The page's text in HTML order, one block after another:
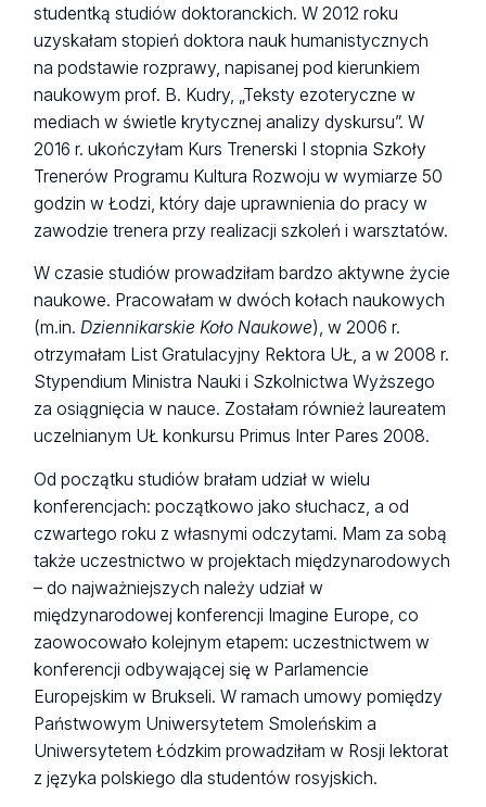
studentką studiów doktoranckich. W 2012 roku
uzyskałam stopień doktora nauk humanistycznych
na podstawie rozprawy, napisanej pod kierunkiem
naukowym prof. B. Kudry, „Teksty ezoteryczne w
mediach w świetle krytycznej analizy dyskursu”. W
2016 r. ukończyłam Kurs Trenerski I stopnia Szkoły
Trenerów Programu Kultura Rozwoju w wymiarze 50
godzin w Łodzi, który daje uprawnienia do pracy w
zawodzie trenera przy realizacji szkoleń i warsztatów.
W czasie studiów prowadziłam bardzo aktywne życie
naukowe. Pracowałam w dwóch kołach naukowych
(m.in.Dziennikarskie Koło Naukowe), w 2006 r.
otrzymałam List Gratulacyjny Rektora UŁ, a w 2008 r.
Stypendium Ministra Nauki i Szkolnictwa Wyższego
za osiągnięcia w nauce. Zostałam również laureatem
uczelnianym UŁ konkursu Primus Inter Pares 2008.
Od początku studiów brałam udział w wielu
konferencjach: początkowo jako słuchacz, a od
czwartego roku z własnymi odczytami. Mam za sobą
także uczestnictwo w projektach międzynarodowych
– do najważniejszych należy udział w
międzynarodowej konferencji Imagine Europe, co
zaowocowało kolejnym etapem: uczestnictwem w
konferencji odbywającej się w Parlamencie
Europejskim w Brukseli. W ramach umowy pomiędzy
Państwowym Uniwersytetem Smoleńskim a
Uniwersytetem Łódzkim prowadziłam w Rosji lektorat
z języka polskiego dla studentów rosyjskich.